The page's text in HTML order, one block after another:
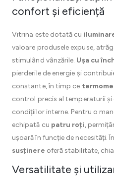
confort și eficiență
Vitrina este dotată cu
valoare produsele expuse,
stimulând vânzările. Ușa cu
pierderile de energie și
constante, în timp ce
control precis al temperaturii
condițiilor interne. Pentru o
echipată cu patru roți,
ușoară în funcție de necesități.
susținere oferă stabilitate,
Versatilitate și